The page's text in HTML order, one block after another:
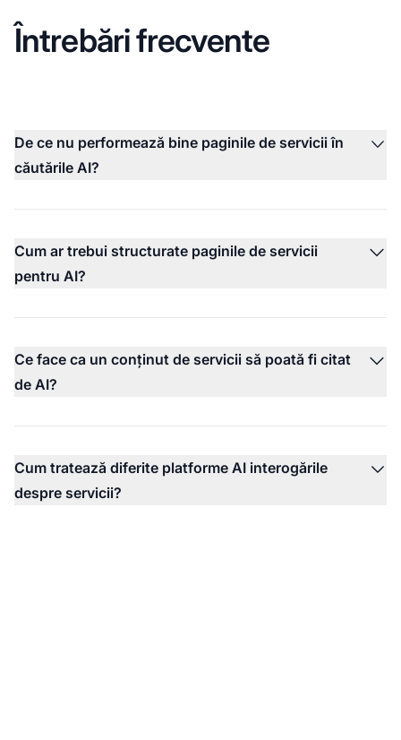
Întrebări frecvente
De ce nu performează bine paginile de servicii în
căutările AI?
Cum ar trebui structurate paginile de servicii
pentru AI?
Ce face ca un conținut de servicii să poată fi citat
de AI?
Cum tratează diferite platforme AI interogările
despre servicii?